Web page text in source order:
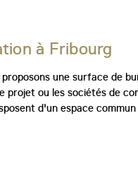
à Fribourg
une surface de
projet ou les sociétés de
d'un espace